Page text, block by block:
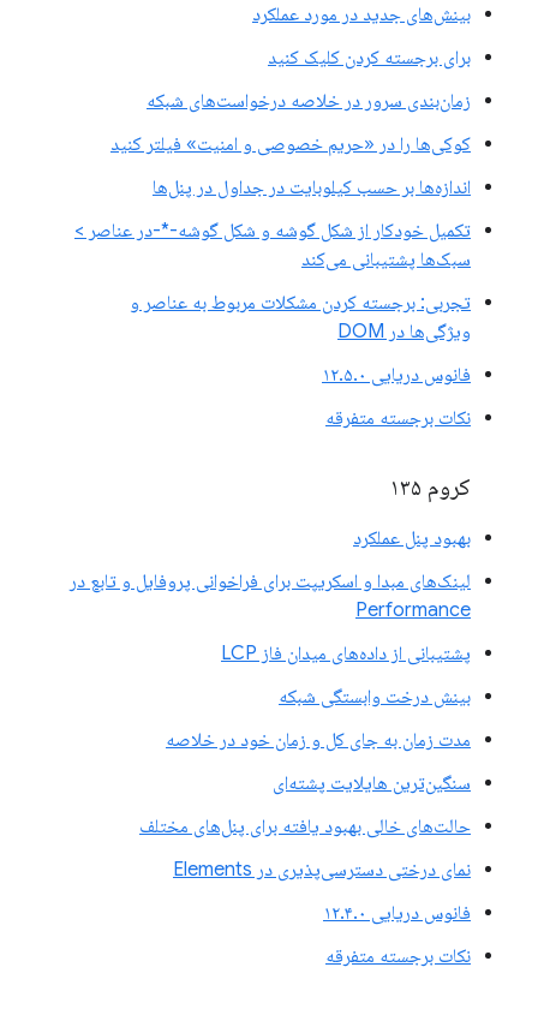
بینش‌های جدید در مورد عملکرد
برای برجسته کردن کلیک کنید
زمان‌بندی سرور در خلاصه درخواست‌های شبکه
کوکی‌ها را در «حریم خصوصی و امنیت» فیلتر کنید
اندازه‌ها بر حسب کیلوبایت در جداول در پنل‌ها
تکمیل خودکار از شکل گوشه و شکل گوشه-*-در عناصر >
سبک‌ها پشتیبانی می‌کند
تجربی: برجسته کردن مشکلات مربوط به عناصر و
ویژگی‌ها در DOM
فانوس دریایی ۱۲.۵.۰
نکات برجسته متفرقه
کروم ۱۳۵
بهبود پنل عملکرد
لینک‌های مبدا و اسکریپت برای فراخوانی پروفایل و تابع در
Performance
پشتیبانی از داده‌های میدان فاز LCP
بینش درخت وابستگی شبکه
مدت زمان به جای کل و زمان خود در خلاصه
سنگین‌ترین هایلایت پشته‌ای
حالت‌های خالی بهبود یافته برای پنل‌های مختلف
نمای درختی دسترسی‌پذیری در Elements
فانوس دریایی ۱۲.۴.۰
نکات برجسته متفرقه